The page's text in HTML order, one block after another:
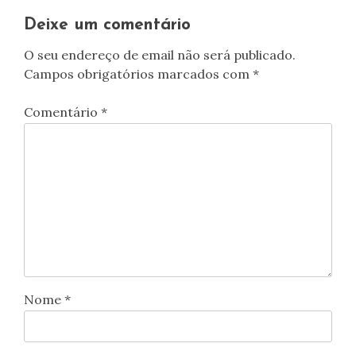
artigos
Deixe um comentário
O seu endereço de email não será publicado.
Campos obrigatórios marcados com *
Comentário *
Nome *